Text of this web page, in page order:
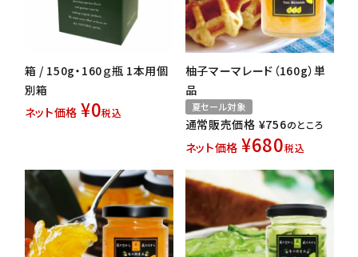
箱 / 150g・160ｇ瓶 1本用個
別箱
ネット価格 ¥0税込
柚子マーマレード（160g）単
品
夏セール対象
通常販売価格 ¥756のところ
ネット価格 ¥680税込